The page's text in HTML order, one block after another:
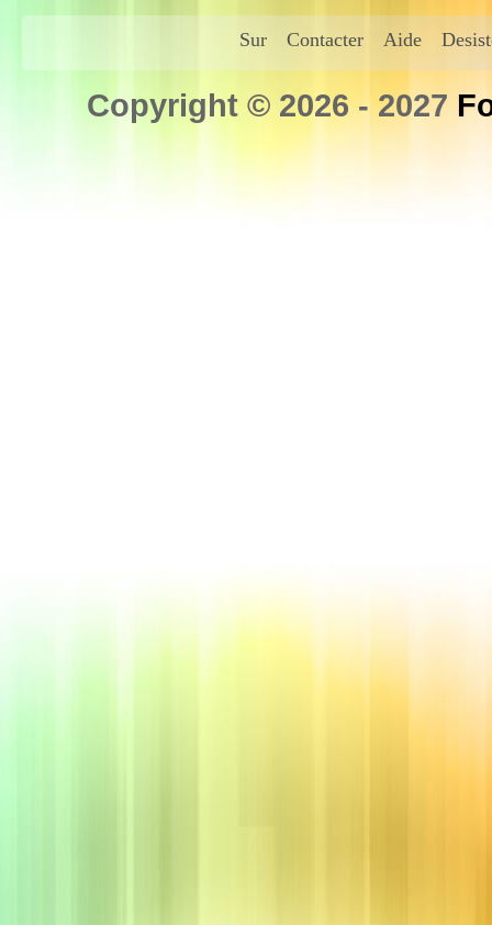
Sur Contacter Aide
Copyright © 2026 - 2027